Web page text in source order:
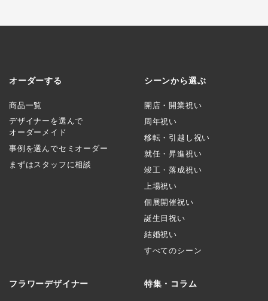
オーダーする
商品一覧
デザイナーを選んで
オーダーメイド
事例を選んでセミオーダー
まずはスタッフに相談
シーンから選ぶ
開店・開業祝い
周年祝い
移転・引越し祝い
就任・昇進祝い
竣工・落成祝い
上場祝い
個展開催祝い
誕生日祝い
結婚祝い
すべてのシーン
フラワーデザイナー 特集・コラム